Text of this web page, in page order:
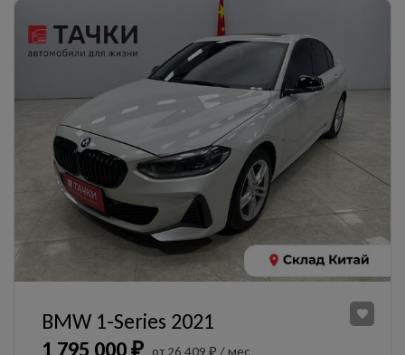
1 795 000 ₽ от 26 409 ₽ / мес
BMW 1-Series 2021